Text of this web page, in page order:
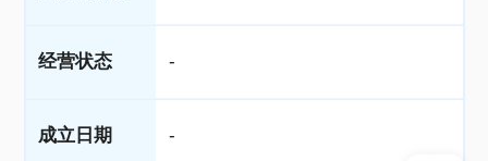
经营状态 -
成立日期 -